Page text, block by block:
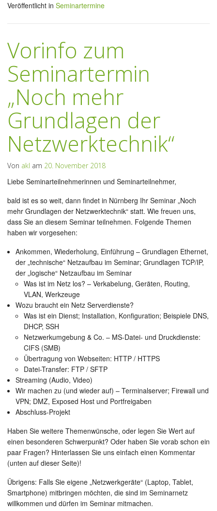
Veröffentlicht in Seminartermine
Vorinfo zum
Seminartermin
„Noch mehr
Grundlagen der
Netzwerktechnik“
Von akl am 20. November 2018
Liebe Seminarteilnehmerinnen und Seminarteilnehmer,
bald ist es so weit, dann findet in Nürnberg Ihr Seminar „Noch
mehr Grundlagen der Netzwerktechnik“ statt. Wie freuen uns,
dass Sie an diesem Seminar teilnehmen. Folgende Themen
haben wir vorgesehen:
Ankommen, Wiederholung, Einführung – Grundlagen Ethernet,
der „technische“ Netzaufbau im Seminar; Grundlagen TCP/IP,
der „logische“ Netzaufbau im Seminar
Was ist im Netz los? – Verkabelung, Geräten, Routing,
VLAN, Werkzeuge
Wozu braucht ein Netz Serverdienste?
Was ist ein Dienst; Installation, Konfiguration; Beispiele DNS,
DHCP, SSH
Netzwerkumgebung & Co. – MS-Datei- und Druckdienste:
CIFS (SMB)
Übertragung von Webseiten: HTTP / HTTPS
Datei-Transfer: FTP / SFTP
Streaming (Audio, Video)
Wir machen zu (und wieder auf) – Terminalserver; Firewall und
VPN; DMZ, Exposed Host und Portfreigaben
Abschluss-Projekt
Haben Sie weitere Themenwünsche, oder legen Sie Wert auf
einen besonderen Schwerpunkt? Oder haben Sie vorab schon ein
paar Fragen? Hinterlassen Sie uns einfach einen Kommentar
(unten auf dieser Seite)!
Übrigens: Falls Sie eigene „Netzwerkgeräte“ (Laptop, Tablet,
Smartphone) mitbringen möchten, die sind im Seminarnetz
willkommen und dürfen im Seminar mitmachen.